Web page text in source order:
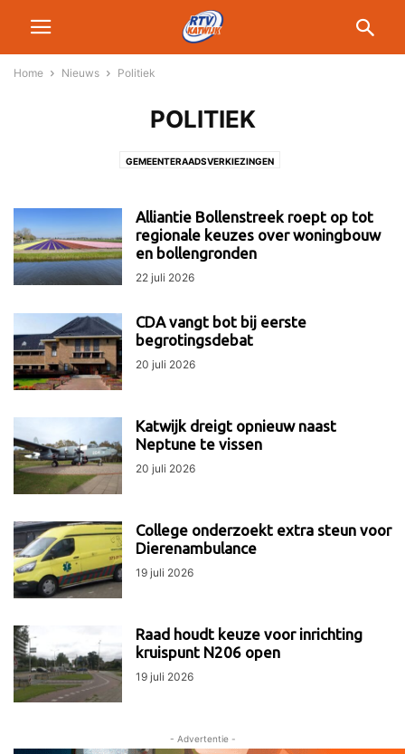
Home Nieuws Politiek
POLITIEK
GEMEENTERAADSVERKIEZINGEN
Alliantie Bollenstreek roept op tot
regionale keuzes over woningbouw
en bollengronden
22 juli 2026
CDA vangt bot bij eerste
begrotingsdebat
20 juli 2026
Katwijk dreigt opnieuw naast
Neptune te vissen
20 juli 2026
College onderzoekt extra steun voor
Dierenambulance
19 juli 2026
Raad houdt keuze voor inrichting
kruispunt N206 open
19 juli 2026
- Advertentie -